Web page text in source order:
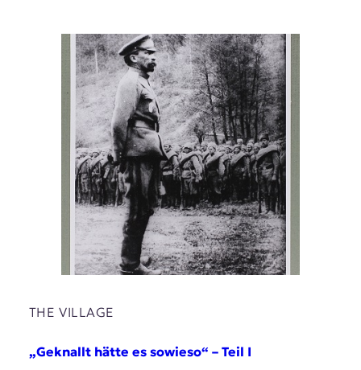
THE VILLAGE
„Geknallt hätte es sowieso“ – Teil I